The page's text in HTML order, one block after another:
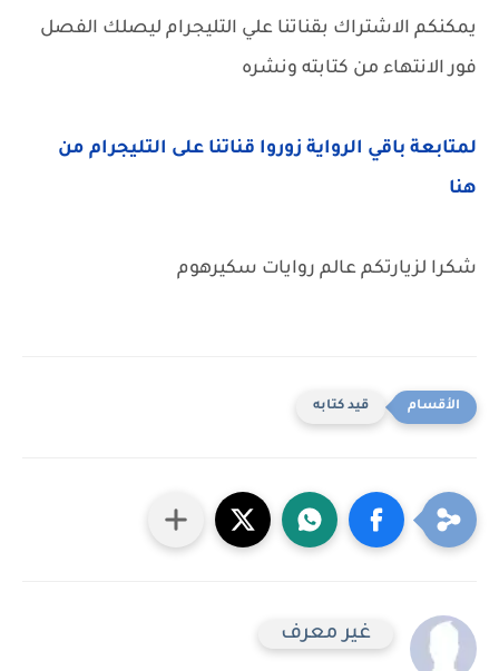
يمكنكم الاشتراك بقناتنا علي التليجرام ليصلك الفصل
فور الانتهاء من كتابته ونشره
لمتابعة باقي الرواية زوروا قناتنا على التليجرام من
هنا
شكرا لزيارتكم عالم روايات سكيرهوم
قيد كتابه
غير معرف